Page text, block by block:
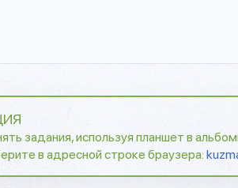
задания, используя планшет в
в адресной строке браузера: